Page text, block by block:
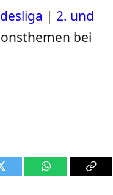
| 2. und
bei
Twitter WhatsAppCopy